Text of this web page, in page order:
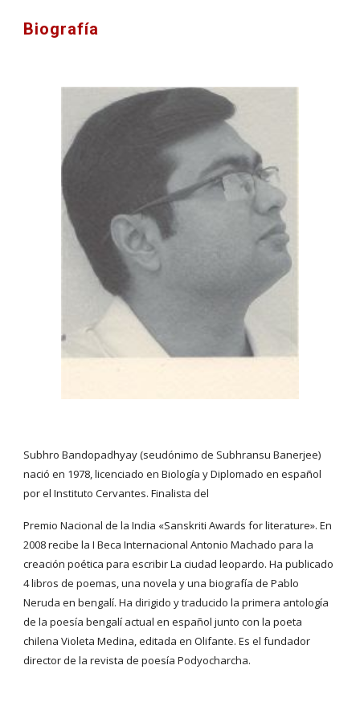
Biografía
Subhro Bandopadhyay (seudónimo de Subhransu Banerjee)
nació en 1978, licenciado en Biología y Diplomado en español
por el Instituto Cervantes. Finalista del
Premio Nacional de la India «Sanskriti Awards for literature». En
2008 recibe la I Beca Internacional Antonio Machado para la
creación poética para escribir La ciudad leopardo. Ha publicado
4 libros de poemas, una novela y una biografía de Pablo
Neruda en bengalí. Ha dirigido y traducido la primera antología
de la poesía bengalí actual en español junto con la poeta
chilena Violeta Medina, editada en Olifante. Es el fundador
director de la revista de poesía Podyocharcha.